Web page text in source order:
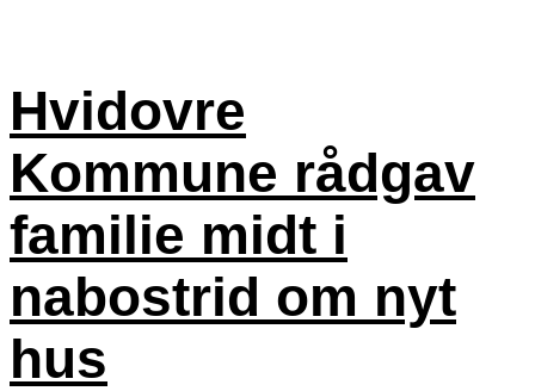
Hvidovre
Kommune rådgav
familie midt i
nabostrid om nyt
hus